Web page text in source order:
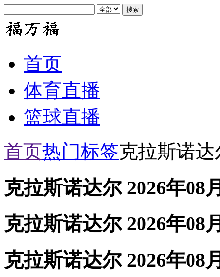
首页
体育直播
篮球直播
首页热门标签克拉斯诺
克拉斯诺达尔 2026年08
克拉斯诺达尔 2026年08
克拉斯诺达尔 2026年08